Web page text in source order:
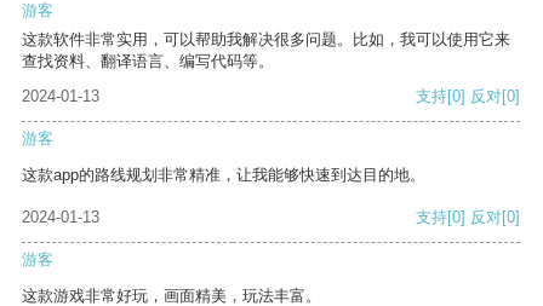
游客
这款软件非常实用，可以帮助我解决很多问题。比如，我可以使用它来
查找资料、翻译语言、编写代码等。
2024-01-13
支持[0] 反对[0]
游客
这款app的路线规划非常精准，让我能够快速到达目的地。
2024-01-13 支持[0] 反对[0]
游客
这款游戏非常好玩，画面精美，玩法丰富。